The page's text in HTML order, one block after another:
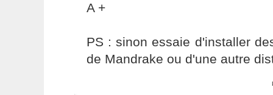
A +
PS : sinon essaie d'installer
de Mandrake ou d'une autre